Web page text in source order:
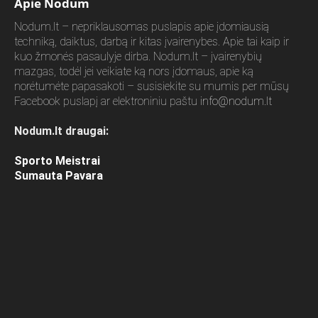
Nodum.lt – nepriklausomas puslapis apie įdomiausią
techniką, daiktus, darbą ir kitas įvairenybes. Apie tai kaip ir
kuo žmonės pasaulyje dirba. Nodum.lt – įvairenybių
mazgas, todėl jei veikiate ką nors įdomaus, apie ką
norėtumėte papasakoti – susisiekite su mumis per mūsų
Facebook puslapį ar elektroniniu paštu info@nodum.lt
Nodum.lt draugai:
Sporto Meistrai
Sumauta Pavara